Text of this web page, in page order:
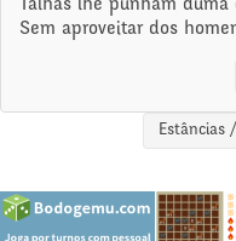
Talhas lhe punham duma
Sem aproveitar dos
Estâncias